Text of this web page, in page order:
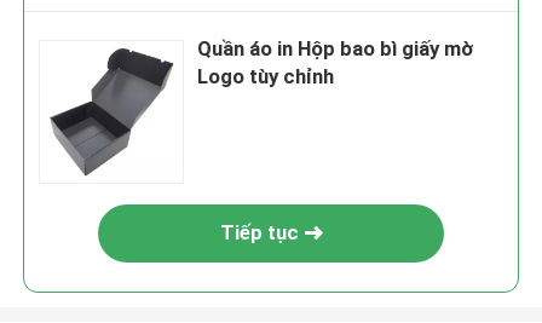
Quần áo in Hộp bao bì giấy mờ
Logo tùy chỉnh
Tiếp tục